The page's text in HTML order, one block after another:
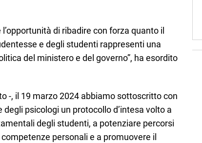
di ribadire con forza quanto il
e degli studenti rappresenti una
del ministero e del governo”, ha esordito
-, il 19 marzo 2024 abbiamo sottoscritto con
degli psicologi un protocollo d’intesa volto a
degli studenti, a potenziare percorsi
personali e a promuovere il